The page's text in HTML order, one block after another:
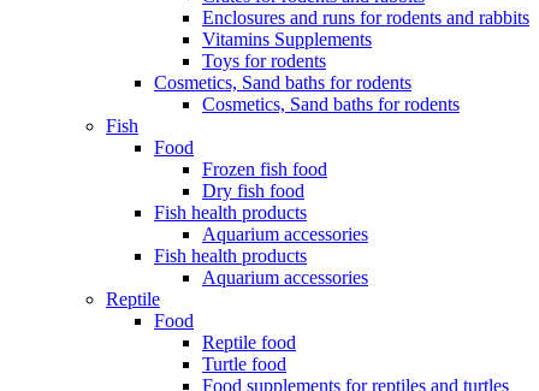
Enclosures and runs for rodents and rabbits
Vitamins Supplements
Toys for rodents
Cosmetics, Sand baths for rodents
Cosmetics, Sand baths for rodents
Fish
Food
Frozen fish food
Dry fish food
Fish health products
Aquarium accessories
Fish health products
Aquarium accessories
Reptile
Food
Reptile food
Turtle food
Food supplements for reptiles and turtles